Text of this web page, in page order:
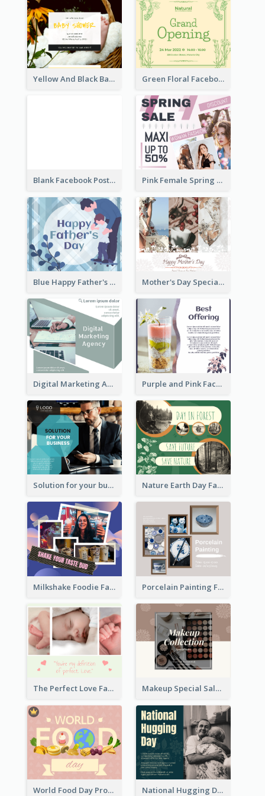
Yellow And Black Baby Shower Facebook Post Green Floral Facebook Post About Grand Opening
Blank Facebook Post Pink Female Spring Fashion Facebook Post Design
Blue Happy Father's Day Facebook Post Mother's Day Special Sale Orange Facebook Post
Digital Marketing Agency Green Facebook Post Purple and Pink Facebook Post
Solution for your business Facebook Post Nature Earth Day Facebook Post
Milkshake Foodie Facebook Post Porcelain Painting Facebook Post
The Perfect Love Facebook Post Makeup Special Sale Facebook Post
World Food Day Promote Facebook Post National Hugging Day Facebook Post